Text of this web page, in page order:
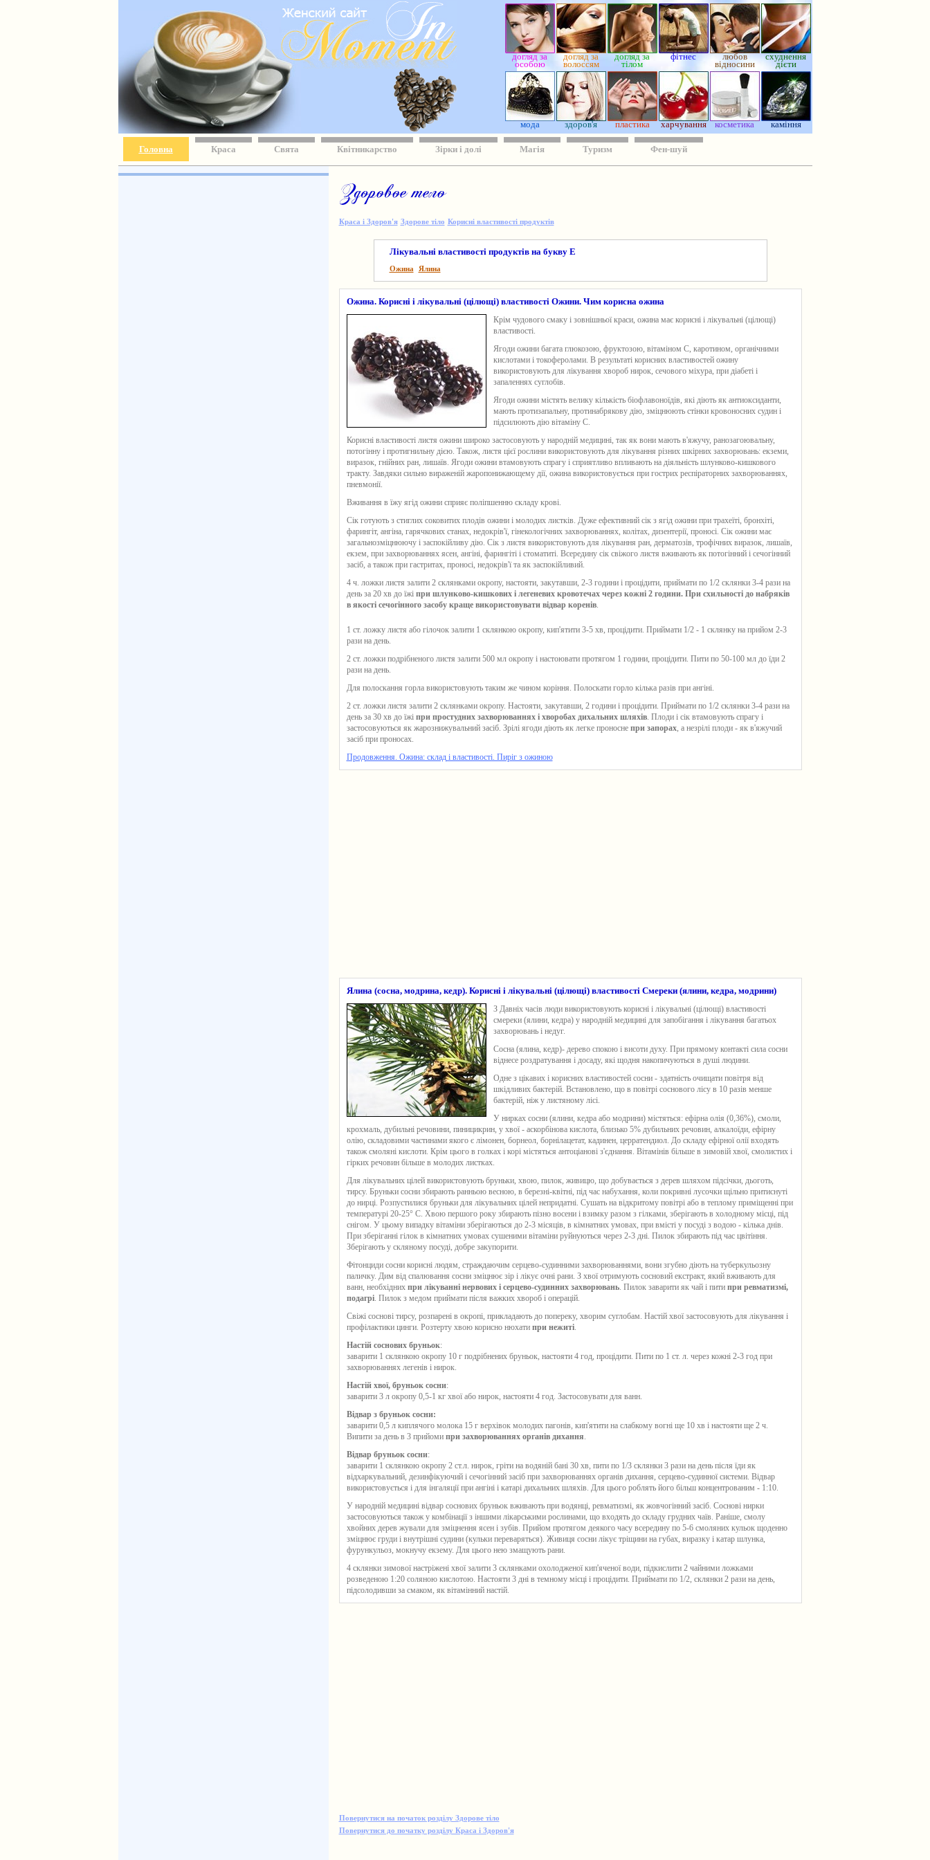
догляд за
особою
догляд за
волоссям
догляд за
тілом
фітнес любов
відносини
схуднення
дієти
мода здоров'я пластика харчування косметика каміння
Головна Краса Свята Квітникарство Зірки і долі Магія Туризм Фен-шуй
Краса і Здоров'я Здорове тіло Корисні властивості продуктів
Лікувальні властивості продуктів на букву Е
Ожина Ялина
Ожина. Корисні і лікувальні (цілющі) властивості Ожини. Чим корисна ожина
Крім чудового смаку і зовнішньої краси, ожина має корисні і лікувальні (цілющі)
властивості.
Ягоди ожини багата глюкозою, фруктозою, вітаміном С, каротином, органічними
кислотами і токоферолами. В результаті корисних властивостей ожину
використовують для лікування хвороб нирок, сечового міхура, при діабеті і
запаленнях суглобів.
Ягоди ожини містять велику кількість біофлавоноїдів, які діють як антиоксиданти,
мають протизапальну, протинабрякову дію, зміцнюють стінки кровоносних судин і
підсилюють дію вітаміну С.
Корисні властивості листя ожини широко застосовують у народній медицині, так як вони мають в'яжучу, ранозагоювальну,
потогінну і протигнильну дією. Також, листя цієї рослини використовують для лікування різних шкірних захворювань: екземи,
виразок, гнійних ран, лишаїв. Ягоди ожини втамовують спрагу і сприятливо впливають на діяльність шлунково-кишкового
тракту. Завдяки сильно вираженій жаропонижающему дії, ожина використовується при гострих респіраторних захворюваннях,
пневмонії.
Вживання в їжу ягід ожини сприяє поліпшенню складу крові.
Сік готують з стиглих соковитих плодів ожини і молодих листків. Дуже ефективний сік з ягід ожини при трахеїті, бронхіті,
фарингіт, ангіна, гарячкових станах, недокрів'ї, гінекологічних захворюваннях, колітах, дизентерії, проносі. Сік ожини має
загальнозміцнюючу і заспокійливу дію. Сік з листя використовують для лікування ран, дерматозів, трофічних виразок, лишаїв,
екзем, при захворюваннях ясен, ангіні, фарингіті і стоматиті. Всередину сік свіжого листя вживають як потогінний і сечогінний
засіб, а також при гастритах, проносі, недокрів'ї та як заспокійливий.
4 ч. ложки листя залити 2 склянками окропу, настояти, закутавши, 2-3 години і процідити, приймати по 1/2 склянки 3-4 рази на
день за 20 хв до їжі при шлунково-кишкових і легеневих кровотечах через кожні 2 години. При схильності до набряків
в якості сечогінного засобу краще використовувати відвар коренів.
1 ст. ложку листя або гілочок залити 1 склянкою окропу, кип'ятити 3-5 хв, процідити. Приймати 1/2 - 1 склянку на прийом 2-3
рази на день.
2 ст. ложки подрібненого листя залити 500 мл окропу і настоювати протягом 1 години, процідити. Пити по 50-100 мл до їди 2
рази на день.
Для полоскання горла використовують таким же чином коріння. Полоскати горло кілька разів при ангіні.
2 ст. ложки листя залити 2 склянками окропу. Настояти, закутавши, 2 години і процідити. Приймати по 1/2 склянки 3-4 рази на
день за 30 хв до їжі при простудних захворюваннях і хворобах дихальних шляхів. Плоди і сік втамовують спрагу і
застосовуються як жарознижувальний засіб. Зрілі ягоди діють як легке проносне при запорах, а незрілі плоди - як в'яжучий
засіб при проносах.
Продовження. Ожина: склад і властивості. Пиріг з ожиною
Ялина (сосна, модрина, кедр). Корисні і лікувальні (цілющі) властивості Смереки (ялини, кедра, модрини)
З Давніх часів люди використовують корисні і лікувальні (цілющі) властивості
смереки (ялини, кедра) у народній медицині для запобігання і лікування багатьох
захворювань і недуг.
Сосна (ялина, кедр)- дерево спокою і висоти духу. При прямому контакті сила сосни
віднесе роздратування і досаду, які щодня накопичуються в душі людини.
Одне з цікавих і корисних властивостей сосни - здатність очищати повітря від
шкідливих бактерій. Встановлено, що в повітрі соснового лісу в 10 разів менше
бактерій, ніж у листяному лісі.
У нирках сосни (ялини, кедра або модрини) містяться: ефірна олія (0,36%), смоли,
крохмаль, дубильні речовини, пиницикрин, у хвої - аскорбінова кислота, близько 5% дубильних речовин, алкалоїди, ефірну
олію, складовими частинами якого є лімонен, борнеол, борнілацетат, кадинен, церратендиол. До складу ефірної олії входять
також смоляні кислоти. Крім цього в голках і корі містяться антоціанові з'єднання. Вітамінів більше в зимовій хвої, смолистих і
гірких речовин більше в молодих листках.
Для лікувальних цілей використовують бруньки, хвою, пилок, живицю, що добувається з дерев шляхом підсічки, дьоготь,
тирсу. Бруньки сосни збирають ранньою весною, в березні-квітні, під час набухання, коли покривні лусочки щільно притиснуті
до нирці. Розпустилися бруньки для лікувальних цілей непридатні. Сушать на відкритому повітрі або в теплому приміщенні при
температурі 20-25° С. Хвою першого року збирають пізно восени і взимку разом з гілками, зберігають в холодному місці, під
снігом. У цьому випадку вітаміни зберігаються до 2-3 місяців, в кімнатних умовах, при вмісті у посуді з водою - кілька днів.
При зберіганні гілок в кімнатних умовах сушеними вітаміни руйнуються через 2-3 дні. Пилок збирають під час цвітіння.
Зберігають у скляному посуді, добре закупорити.
Фітонциди сосни корисні людям, страждаючим серцево-судинними захворюваннями, вони згубно діють на туберкульозну
паличку. Дим від спалювання сосни зміцнює зір і лікує очні рани. З хвої отримують сосновий екстракт, який вживають для
ванн, необхідних при лікуванні нервових і серцево-судинних захворювань. Пилок заварити як чай і пити при ревматизмі,
подагрі. Пилок з медом приймати після важких хвороб і операцій.
Свіжі соснові тирсу, розпарені в окропі, прикладають до попереку, хворим суглобам. Настій хвої застосовують для лікування і
профілактики цинги. Розтерту хвою корисно нюхати при нежиті.
Настій соснових бруньок:
заварити 1 склянкою окропу 10 г подрібнених бруньок, настояти 4 год, процідити. Пити по 1 ст. л. через кожні 2-3 год при
захворюваннях легенів і нирок.
Настій хвої, бруньок сосни:
заварити 3 л окропу 0,5-1 кг хвої або нирок, настояти 4 год. Застосовувати для ванн.
Відвар з бруньок сосни:
заварити 0,5 л киплячого молока 15 г верхівок молодих пагонів, кип'ятити на слабкому вогні ще 10 хв і настояти ще 2 ч.
Випити за день в 3 прийоми при захворюваннях органів дихання.
Відвар бруньок сосни:
заварити 1 склянкою окропу 2 ст.л. нирок, гріти на водяній бані 30 хв, пити по 1/3 склянки 3 рази на день після їди як
відхаркувальний, дезинфікуючий і сечогінний засіб при захворюваннях органів дихання, серцево-судинної системи. Відвар
використовується і для інгаляції при ангіні і катарі дихальних шляхів. Для цього роблять його більш концентрованим - 1:10.
У народній медицині відвар соснових бруньок вживають при водянці, ревматизмі, як жовчогінний засіб. Соснові нирки
застосовуються також у комбінації з іншими лікарськими рослинами, що входять до складу грудних чаїв. Раніше, смолу
хвойних дерев жували для зміцнення ясен і зубів. Прийом протягом деякого часу всередину по 5-6 смоляних кульок щоденно
зміцнює груди і внутрішні судини (кульки переваряться). Живиця сосни лікує тріщини на губах, виразку і катар шлунка,
фурункульоз, мокнучу екзему. Для цього нею змащують рани.
4 склянки зимової настріжені хвої залити 3 склянками охолодженої кип'яченої води, підкислити 2 чайними ложками
розведеною 1:20 соляною кислотою. Настояти 3 дні в темному місці і процідити. Приймати по 1/2, склянки 2 рази на день,
підсолодивши за смаком, як вітамінний настій.
Повернутися на початок розділу Здорове тіло
Повернутися до початку розділу Краса і Здоров'я